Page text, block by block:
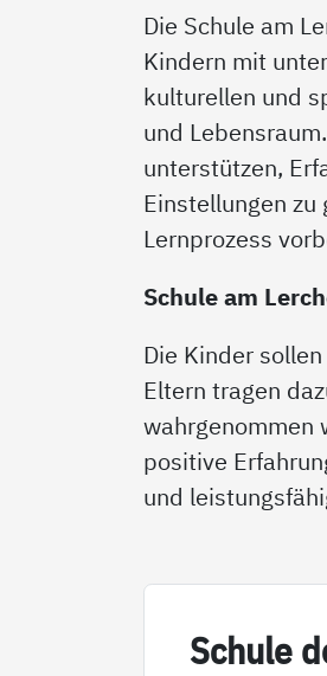
Die Schule am
Kindern mit
kulturellen und
und
unterstützen,
Einstellungen zu
Lernprozess
Schule am
Die Kinder
Eltern tragen
wahrgenommen
positive
und
Schu­le